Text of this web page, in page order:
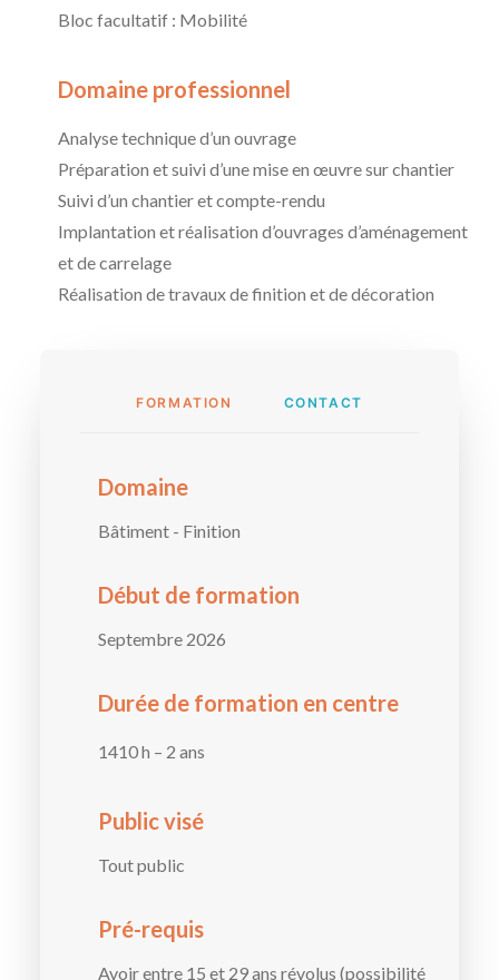
Bloc facultatif : Mobilité
Domaine professionnel
Analyse technique d’un ouvrage
Préparation et suivi d’une mise en œuvre sur chantier
Suivi d’un chantier et compte-rendu
Implantation et réalisation d’ouvrages d’aménagement
et de carrelage
Réalisation de travaux de finition et de décoration
FORMATION CONTACT
Domaine
Bâtiment - Finition
Début de formation
Septembre 2026
Durée de formation en centre
1410 h – 2 ans
Public visé
Tout public
Pré-requis
Avoir entre 15 et 29 ans révolus (possibilité